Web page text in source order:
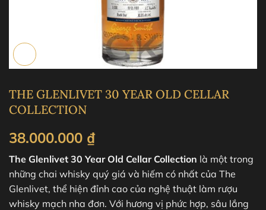
THE GLENLIVET 30 YEAR OLD CELLAR
COLLECTION
38.000.000 ₫
The Glenlivet 30 Year Old Cellar Collection là một trong
những chai whisky quý giá và hiếm có nhất của The
Glenlivet, thể hiện đỉnh cao của nghệ thuật làm rượu
whisky mạch nha đơn. Với hương vị phức hợp, sâu lắng